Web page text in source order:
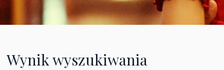
Wynik wyszukiwania